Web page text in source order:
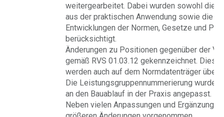
weitergearbeitet. Dabei wurden sowohl die
aus der praktischen Anwendung sowie die
Entwicklungen der Normen, Gesetze und
berücksichtigt.
Änderungen zu Positionen gegenüber der
gemäß RVS 01.03.12 gekennzeichnet. Diese
werden auch auf dem Normdatenträger
Die Leistungsgruppennummerierung wurde
an den Bauablauf in der Praxis angepasst.
Neben vielen Anpassungen und